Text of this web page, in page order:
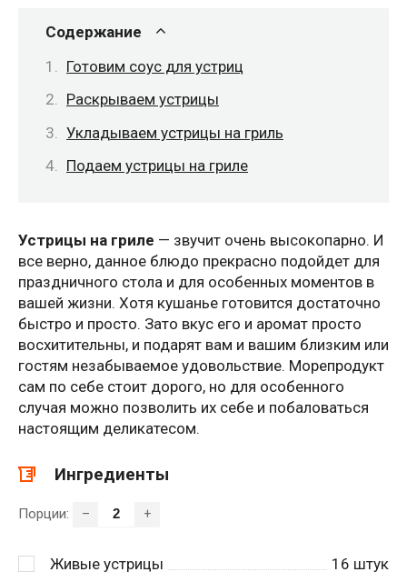
Содержание
Готовим соус для устриц
Раскрываем устрицы
Укладываем устрицы на гриль
Подаем устрицы на гриле
Устрицы на гриле — звучит очень высокопарно. И
все верно, данное блюдо прекрасно подойдет для
праздничного стола и для особенных моментов в
вашей жизни. Хотя кушанье готовится достаточно
быстро и просто. Зато вкус его и аромат просто
восхитительны, и подарят вам и вашим близким или
гостям незабываемое удовольствие. Морепродукт
сам по себе стоит дорого, но для особенного
случая можно позволить их себе и побаловаться
настоящим деликатесом.
Ингредиенты
Порции: – +
Живые устрицы 16 штук